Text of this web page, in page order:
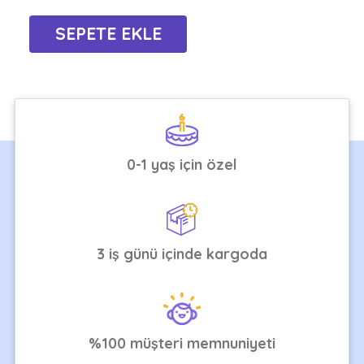
0-1 yaş için özel
3 iş günü içinde kargoda
%100 müşteri memnuniyeti